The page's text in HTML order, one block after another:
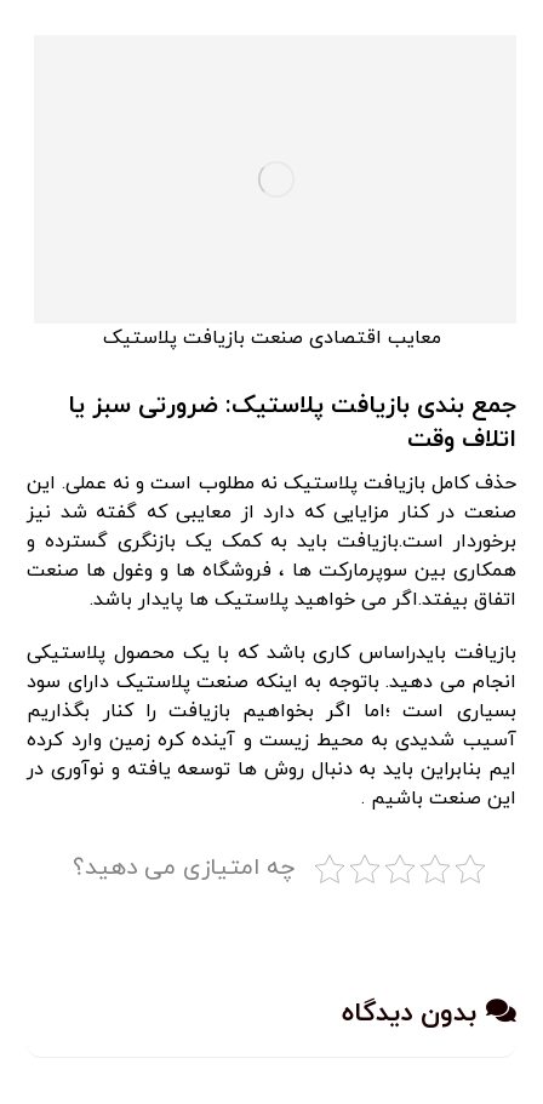
معایب اقتصادی صنعت بازیافت پلاستیک
جمع بندی بازیافت پلاستیک: ضرورتی سبز یا
اتلاف وقت
حذف کامل بازیافت پلاستیک نه مطلوب است و نه عملی. این
صنعت در کنار مزایایی که دارد از معایبی که گفته شد نیز
برخوردار است.بازیافت باید به کمک یک بازنگری گسترده و
همکاری بین سوپرمارکت ها ، فروشگاه ها و وغول ها صنعت
اتفاق بیفتد.اگر می خواهید پلاستیک ها پایدار باشد.
بازیافت بایدراساس کاری باشد که با یک محصول پلاستیکی
انجام می دهید. باتوجه به اینکه صنعت پلاستیک دارای سود
بسیاری است ؛اما اگر بخواهیم بازیافت را کنار بگذاریم
آسیب شدیدی به محیط زیست و آینده کره زمین وارد کرده
ایم بنابراین باید به دنبال روش ها توسعه یافته و نوآوری در
این صنعت باشیم .
چه امتیازی می دهید؟
بدون دیدگاه